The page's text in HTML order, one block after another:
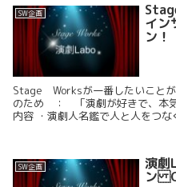
SW企画
イン
ン！
Stage Worksが一番したいこと
のため ： 「演劇が好きで、本
内容 ・演劇人名鑑で人と人をつ
SW企画 演劇
ン